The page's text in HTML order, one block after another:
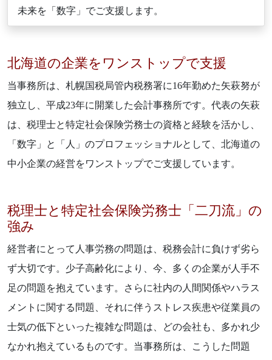
未来を「数字」でご支援します。
北海道の企業をワンストップで支援
当事務所は、札幌国税局管内税務署に16年勤めた矢萩努が
独立し、平成23年に開業した会計事務所です。代表の矢萩
は、税理士と特定社会保険労務士の資格と経験を活かし、
「数字」と「人」のプロフェッショナルとして、北海道の
中小企業の経営をワンストップでご支援しています。
税理士と特定社会保険労務士「二刀流」の
強み
経営者にとって人事労務の問題は、税務会計に負けず劣ら
ず大切です。少子高齢化により、今、多くの企業が人手不
足の問題を抱えています。さらに社内の人間関係やハラス
メントに関する問題、それに伴うストレス疾患や従業員の
士気の低下といった複雑な問題は、どの会社も、多かれ少
なかれ抱えているものです。当事務所は、こうした問題